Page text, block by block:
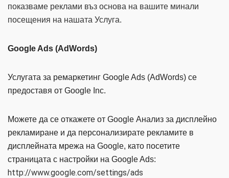
показваме реклами въз основа на вашите минали
посещения на нашата Услуга.
Google Ads (AdWords)
Услугата за ремаркетинг Google Ads (AdWords) се
предоставя от Google Inc.
Можете да се откажете от Google Анализ за дисплейно
рекламиране и да персонализирате рекламите в
дисплейната мрежа на Google, като посетите
страницата с настройки на Google Ads:
http://www.google.com/settings/ads